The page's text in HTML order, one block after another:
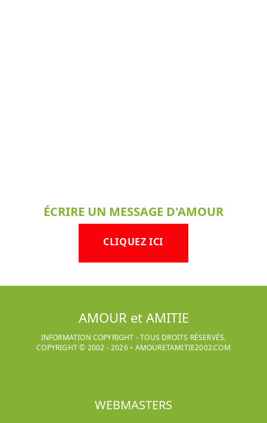
ÉCRIRE UN MESSAGE D'AMOUR
CLIQUEZ ICI
AMOUR et AMITIE
INFORMATION COPYRIGHT - TOUS DROITS RÉSERVÉS.
COPYRIGHT © 2002 -2026• AMOURETAMITIE2002.COM
WEBMASTERS